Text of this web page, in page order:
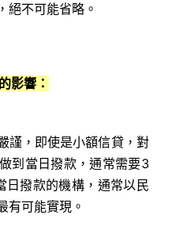
絕不可能省略。
影響：
謹，即使是小額信貸，對
到當日撥款，通常需要3
日撥款的機構，通常以民
有可能實現。